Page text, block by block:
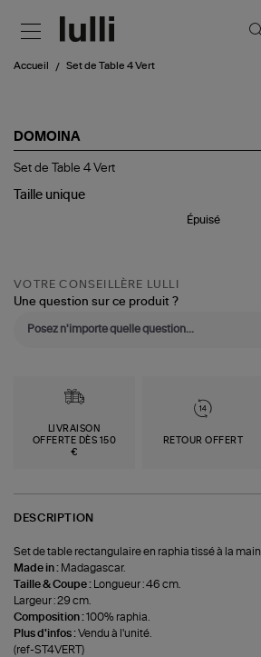
Accueil Set de Table 4 Vert
DOMOINA
Set
Table
Set de Table 4 Vert
Taille unique
Épuisé
VOTRE CONSEILLÈRE LULLI
Une question sur ce produit ?
LIVRAISON
OFFERTE DÈS 150
€
RETOUR OFFERT
DESCRIPTION
Set de table rectangulaire en raphia tissé à la main.
Made in : Madagascar.
Taille & Coupe :
Longueur : 46 cm.
Largeur : 29 cm.
Composition :100% raphia.
Plus d'infos :Vendu à l'unité.
(ref-ST4VERT)